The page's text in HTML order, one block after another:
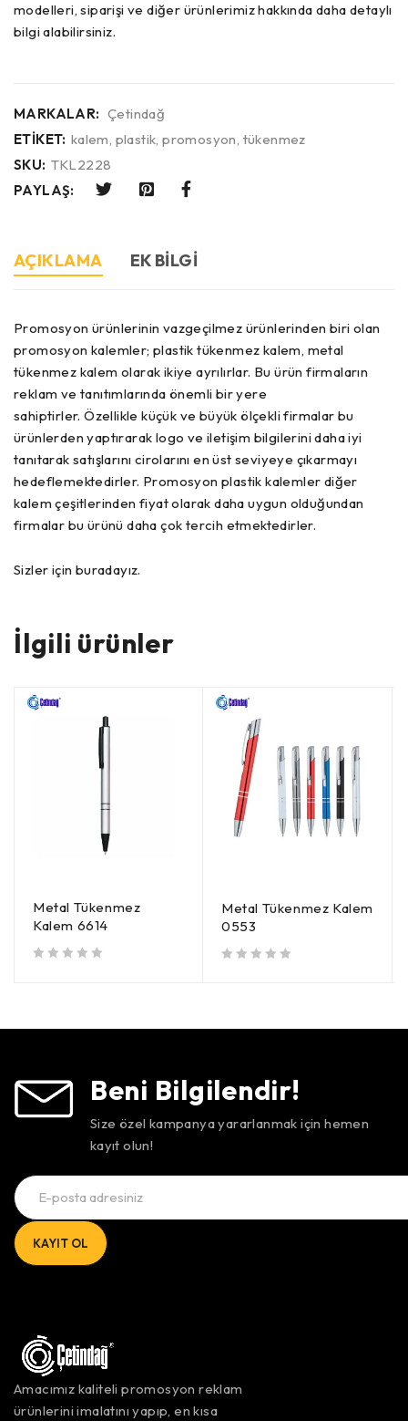
modelleri, siparişi ve diğer ürünlerimiz hakkında daha detaylı
bilgi alabilirsiniz.
MARKALAR: Çetindağ
ETIKET: kalem, plastik,promosyon, tükenmez
SKU: TKL2228
PAYLAŞ:
AÇIKLAMA EK BILGI
Promosyon ürünlerinin vazgeçilmez ürünlerinden biri olan
promosyon kalemler; plastik tükenmez kalem, metal
tükenmez kalem olarak ikiye ayrılırlar. Bu ürün firmaların
reklam ve tanıtımlarında önemli bir yere
sahiptirler. Özellikle küçük ve büyük ölçekli firmalar bu
ürünlerden yaptırarak logo ve iletişim bilgilerini daha iyi
tanıtarak satışlarını cirolarını en üst seviyeye çıkarmayı
hedeflemektedirler. Promosyon plastik kalemler diğer
kalem çeşitlerinden fiyat olarak daha uygun olduğundan
firmalar bu ürünü daha çok tercih etmektedirler.
Sizler için buradayız.
İlgili ürünler
Metal Tükenmez
Kalem 6614
Metal Tükenmez Kalem
0553
Beni Bilgilendir!
Size özel kampanya yararlanmak için hemen
kayıt olun!
Amacımız kaliteli promosyon reklam
ürünlerini imalatını yapıp, en kısa